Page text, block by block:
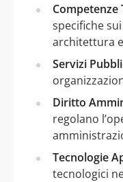
Competenze
specifiche
architettura
Servizi
Diritto
regolano
Tecnologie
tecnologici